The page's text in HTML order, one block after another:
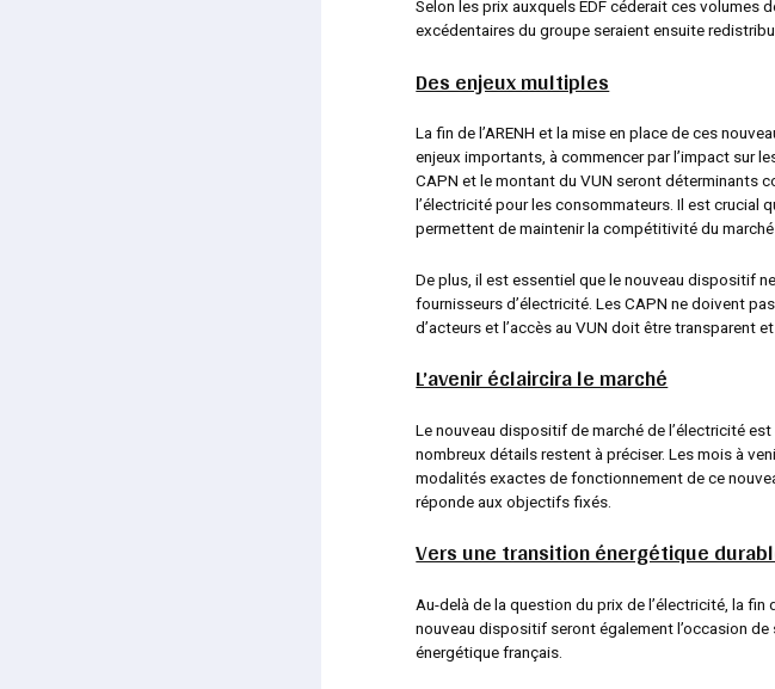
Selon les prix auxquels EDF céderait ces volumes
excédentaires du groupe seraient ensuite
Des enjeux multiples
La fin de l’ARENH et la mise en place de ces
enjeux importants, à commencer par l’impact sur
CAPN et le montant du VUN seront déterminants
l’électricité pour les consommateurs. Il est crucial
permettent de maintenir la compétitivité du
De plus, il est essentiel que le nouveau dispositif
fournisseurs d’électricité. Les CAPN ne doivent
d’acteurs et l’accès au VUN doit être transparent
L’avenir éclaircira le marché
Le nouveau dispositif de marché de l’électricité
nombreux détails restent à préciser. Les mois à
modalités exactes de fonctionnement de ce
réponde aux objectifs fixés.
Vers une transition énergétique
Au-delà de la question du prix de l’électricité, la fin
nouveau dispositif seront également l’occasion de
énergétique français.